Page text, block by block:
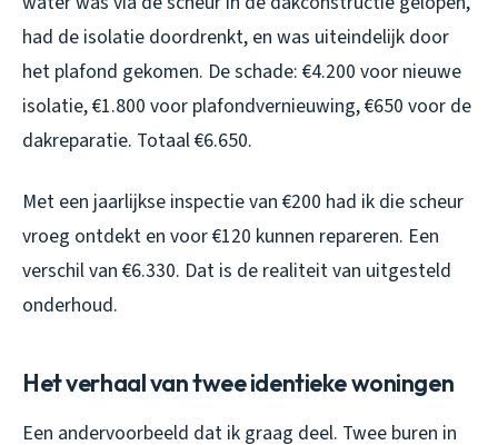
had de isolatie doordrenkt, en was uiteindelijk door
het plafond gekomen. De schade: €4.200 voor nieuwe
isolatie, €1.800 voor plafondvernieuwing, €650 voor de
dakreparatie. Totaal €6.650.
Met een jaarlijkse inspectie van €200 had ik die scheur
vroeg ontdekt en voor €120 kunnen repareren. Een
verschil van €6.330. Dat is de realiteit van uitgesteld
onderhoud.
Het verhaal van twee identieke woningen
Een andervoorbeeld dat ik graag deel. Twee buren in